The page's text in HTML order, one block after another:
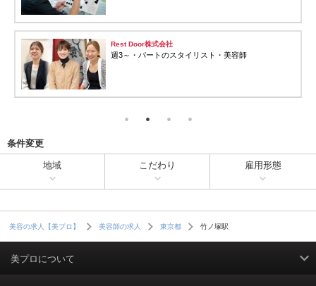
Rest Door株式会社
週3～・パートのスタイリスト・美容師
【訪問理美容師募集
条件変更
地域 こだわり 雇用形態
美容の求人【美プロ】 美容師の求人 東京都 竹ノ塚駅
美プロについて